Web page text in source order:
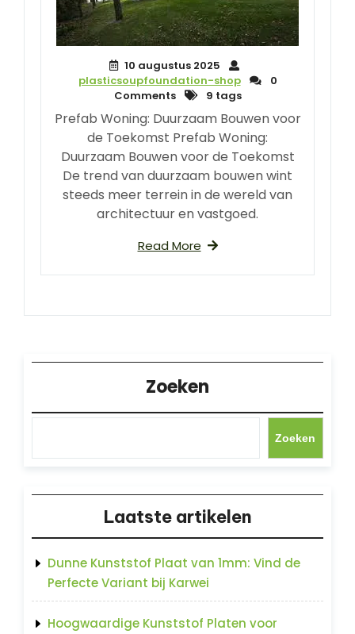
10 augustus 2025
plasticsoupfoundation-shop
0
Comments
9 tags
Prefab Woning: Duurzaam Bouwen voor
de Toekomst Prefab Woning:
Duurzaam Bouwen voor de Toekomst
De trend van duurzaam bouwen wint
steeds meer terrein in de wereld van
architectuur en vastgoed.
Read More
Zoeken
Zoeken
Laatste artikelen
Dunne Kunststof Plaat van 1mm: Vind de
Perfecte Variant bij Karwei
Hoogwaardige Kunststof Platen voor